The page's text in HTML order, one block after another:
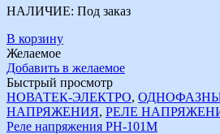
НАЛИЧИЕ: Под заказ
В корзину
Желаемое
Добавить в желаемое
Быстрый просмотр
НОВАТЕК-ЭЛЕКТРО,
НАПРЯЖЕНИЯ, РЕЛЕ
Реле напряжения РН-101М